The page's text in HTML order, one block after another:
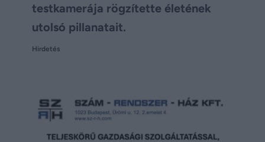
testkamerája rögzítette életének
utolsó pillanatait.
Hirdetés